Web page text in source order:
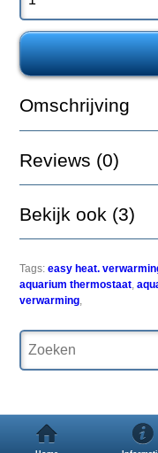
Nature
Easy
Heat
thermostaat
cm
lang,
ideaal
het
gebruik
liter.
Omschrijving
Reviews (0)
Bekijk ook (3)
Tags: easy heat.
aquarium thermostaat,
verwarming,